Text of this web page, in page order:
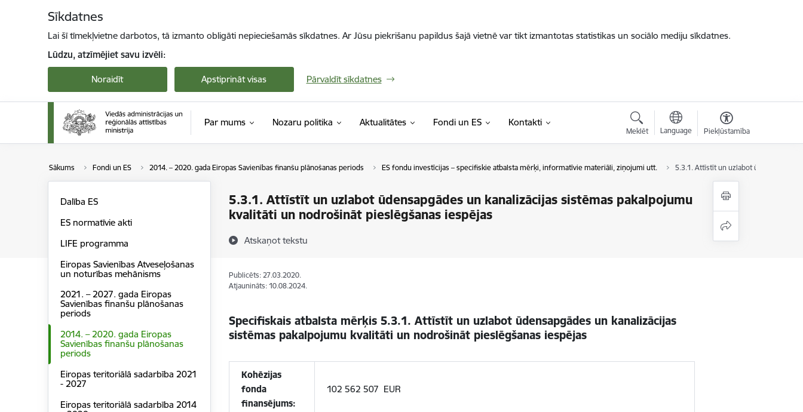
Sīkdatnes
Lai šī tīmekļvietne darbotos, tā izmanto obligāti nepieciešamās sīkdatnes. Ar Jūsu piekrišanu papildus šajā vietnē var tikt izmantotas statistikas un sociālo mediju sīkdatnes.
Lūdzu, atzīmējiet savu izvēli:
Noraidīt Apstiprināt visas Pārvaldīt sīkdatnes
Par mums Nozaru politika Aktualitātes Fondi un ES Kontakti
Meklēt Language Piekļūstamība
Sākums Fondi un ES 2014. – 2020. gada Eiropas Savienības finanšu plānošanas periods ES fondu investīcijas – specifiskie atbalsta mērķi, informatīvie materiāli, ziņojumi utt. 5.3.1. Attīstīt un uzlabot
5.3.1. Attīstīt un uzlabot ūdensapgādes un kanalizācijas sistēmas pakalpojumu
kvalitāti un nodrošināt pieslēgšanas iespējas
Atskaņot tekstu
Dalība ES
ES normatīvie akti
LIFE programma
Eiropas Savienības Atveseļošanas
un noturības mehānisms
2021. – 2027. gada Eiropas
Savienības finanšu plānošanas
periods
2014. – 2020. gada Eiropas
Savienības finanšu plānošanas
periods
Eiropas teritoriālā sadarbība 2021
- 2027
Eiropas teritoriālā sadarbība 2014
Publicēts: 27.03.2020.
Atjaunināts: 10.08.2024.
Specifiskais atbalsta mērķis 5.3.1. Attīstīt un uzlabot ūdensapgādes un kanalizācijas
sistēmas pakalpojumu kvalitāti un nodrošināt pieslēgšanas iespējas
Kohēzijas
fonda
finansējums:
102 562 507 EUR